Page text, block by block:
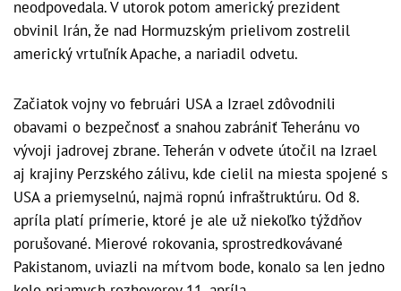
neodpovedala. V utorok potom americký prezident
obvinil Irán, že nad Hormuzským prielivom zostrelil
americký vrtuľník Apache, a nariadil odvetu.
Začiatok vojny vo februári USA a Izrael zdôvodnili
obavami o bezpečnosť a snahou zabrániť Teheránu vo
vývoji jadrovej zbrane. Teherán v odvete útočil na Izrael
aj krajiny Perzského zálivu, kde cielil na miesta spojené s
USA a priemyselnú, najmä ropnú infraštruktúru. Od 8.
apríla platí prímerie, ktoré je ale už niekoľko týždňov
porušované. Mierové rokovania, sprostredkovávané
Pakistanom, uviazli na mŕtvom bode, konalo sa len jedno